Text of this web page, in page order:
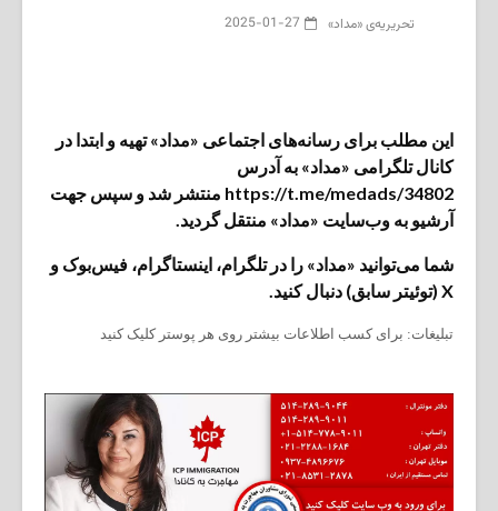
تحریریه‌ی «مداد» 2025-01-27
این مطلب برای رسانه‌های اجتماعی «مداد» تهیه و ابتدا در
کانال تلگرامی «مداد» به آدرس
https://t.me/medads/34802 منتشر شد و سپس جهت
آرشیو به وب‌سایت «مداد» منتقل گردید.
شما می‌توانید «مداد» را در تلگرام، اینستاگرام، فیس‌بوک و
X (توئیتر سابق) دنبال کنید.
تبلیغات: برای کسب اطلاعات بیشتر روی هر پوستر کلیک کنید